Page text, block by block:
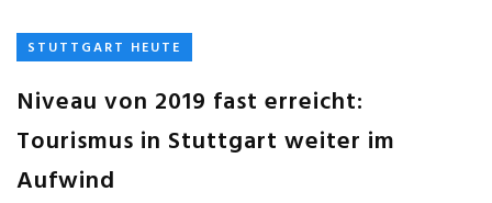
STUTTGART HEUTE
Niveau von 2019 fast erreicht:
Tourismus in Stuttgart weiter im
Aufwind